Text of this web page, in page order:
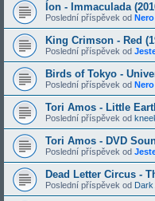
Íon - Immaculada
Poslední příspěvek od Nero
King Crimson - Red
Poslední příspěvek od
Birds of Tokyo -
Poslední příspěvek od Nero
Tori Amos - Little
Poslední příspěvek od
Tori Amos - DVD
Poslední příspěvek od
Dead Letter Circus -
Poslední příspěvek od Dark